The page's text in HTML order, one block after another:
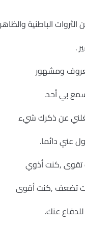
الباطنية
.
ومشهور
بي أحد.
عن ذكرك شيء
عني دائما.
تقوى ,كنت أذوي
تضعف ,كنت أقوى
عنك.